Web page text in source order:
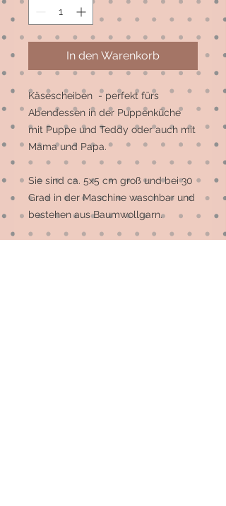
In den Warenkorb
Käsescheiben  - perfekt fürs
Abendessen in der Puppenküche
mit Puppe und Teddy oder auch mit
Mama und Papa.
Sie sind ca. 5x5 cm groß und bei 30
Grad in der Maschine waschbar und
bestehen aus Baumwollgarn.